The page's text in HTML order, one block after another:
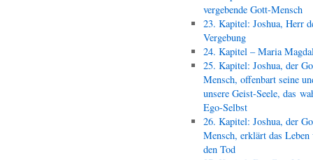
vergebende Gott-Mensch
23. Kapitel: Joshua, Herr
Vergebung
24. Kapitel – Maria
25. Kapitel: Joshua, der
Mensch, offenbart seine
unsere Geist-Seele, das
Ego-Selbst
26. Kapitel: Joshua, der
Mensch, erklärt das Leben
den Tod